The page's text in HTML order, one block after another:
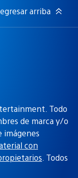
arriba
Todo
de marca y/o
imágenes
con
. Todos